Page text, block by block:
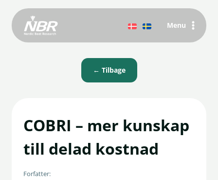
Fortsæt
indhold
Menu
← Tilbage
COBRI – mer kunskap
till delad kostnad
Forfatter: